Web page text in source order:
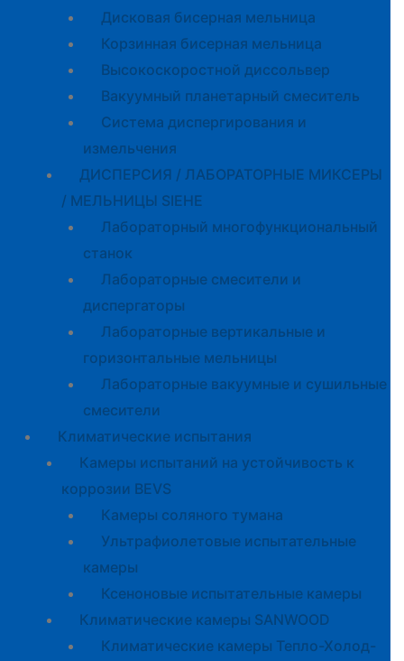
Дисковая бисерная мельница
Корзинная бисерная мельница
Высокоскоростной диссольвер
Вакуумный планетарный смеситель
Система диспергирования и
измельчения
ДИСПЕРСИЯ / ЛАБОРАТОРНЫЕ МИКСЕРЫ
/ МЕЛЬНИЦЫ SIEHE
Лабораторный многофункциональный
станок
Лабораторные смесители и
диспергаторы
Лабораторные вертикальные и
горизонтальные мельницы
Лабораторные вакуумные и сушильные
смесители
Климатические испытания
Камеры испытаний на устойчивость к
коррозии BEVS
Камеры соляного тумана
Ультрафиолетовые испытательные
камеры
Ксеноновые испытательные камеры
Климатические камеры SANWOOD
Климатические камеры Тепло-Холод-